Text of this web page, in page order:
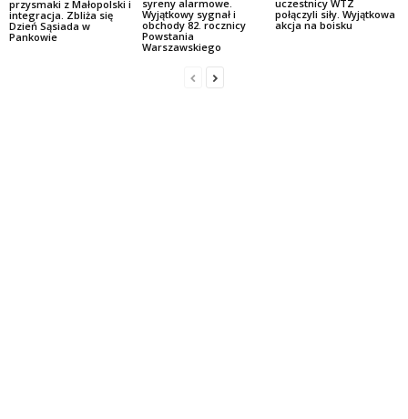
przysmaki z Małopolski i
integracja. Zbliża się
Dzień Sąsiada w
Pankowie
syreny alarmowe.
Wyjątkowy sygnał i
obchody 82. rocznicy
Powstania
Warszawskiego
uczestnicy WTZ
połączyli siły. Wyjątkowa
akcja na boisku